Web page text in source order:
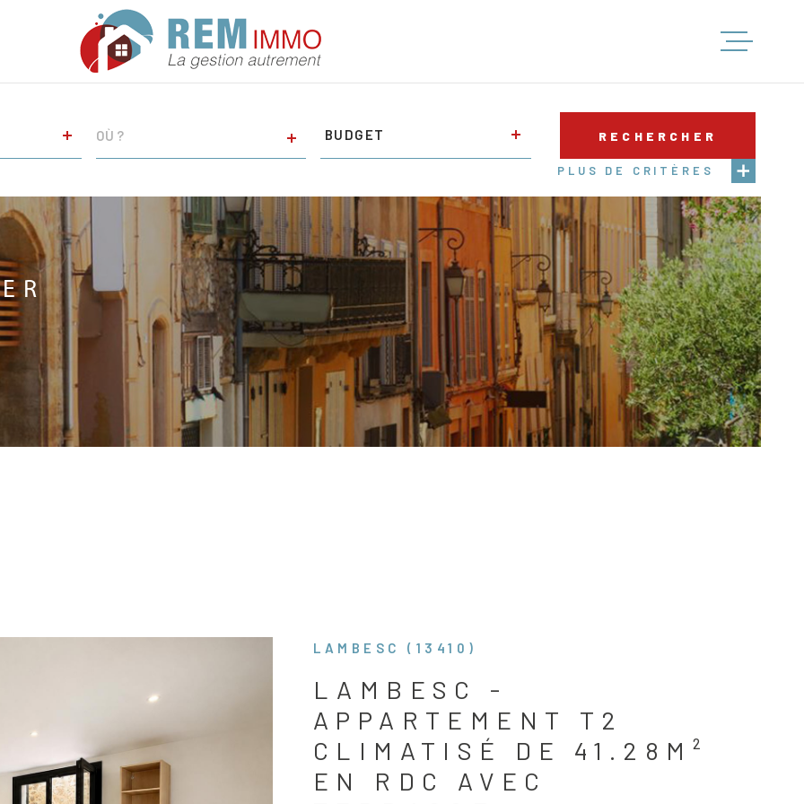
VENTES
GESTION
CONTACT
BUDGET
RÉFÉRENCE
CRITÈRES
SUPPLÉMENTAIRES
Piscine
Parking
PLUS DE CRITÈRES
RECHERCHER
LAMBESC (13410)
LAMBESC -
APPARTEMENT T2
CLIMATISÉ DE 41.28M²
EN RDC AVEC